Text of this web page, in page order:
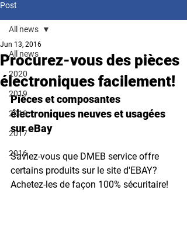
Post
All news
2020
2019
2018
2017
2016
All news
Procurez-vous des pièces
électroniques facilement!
Jun 13, 2016
Pièces et composantes
électroniques neuves et usagées
sur eBay
Saviez-vous que DMEB service offre
certains produits sur le site d'EBAY?
Achetez-les de façon 100% sécuritaire!